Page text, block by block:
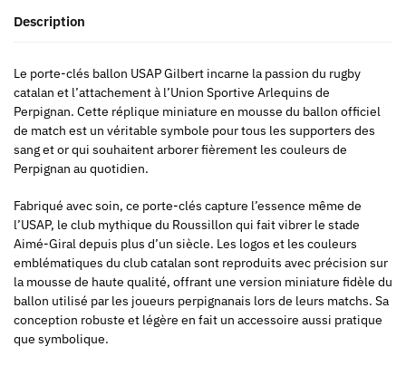
Description
Le porte-clés ballon USAP Gilbert incarne la passion du rugby
catalan et l’attachement à l’Union Sportive Arlequins de
Perpignan. Cette réplique miniature en mousse du ballon officiel
de match est un véritable symbole pour tous les supporters des
sang et or qui souhaitent arborer fièrement les couleurs de
Perpignan au quotidien.
Fabriqué avec soin, ce porte-clés capture l’essence même de
l’USAP, le club mythique du Roussillon qui fait vibrer le stade
Aimé-Giral depuis plus d’un siècle. Les logos et les couleurs
emblématiques du club catalan sont reproduits avec précision sur
la mousse de haute qualité, offrant une version miniature fidèle du
ballon utilisé par les joueurs perpignanais lors de leurs matchs. Sa
conception robuste et légère en fait un accessoire aussi pratique
que symbolique.